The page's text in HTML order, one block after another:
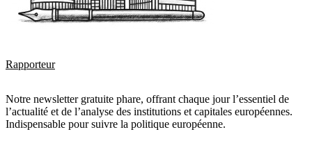
Rapporteur
Notre newsletter gratuite phare, offrant chaque jour l’essentiel de
l’actualité et de l’analyse des institutions et capitales européennes.
Indispensable pour suivre la politique européenne.